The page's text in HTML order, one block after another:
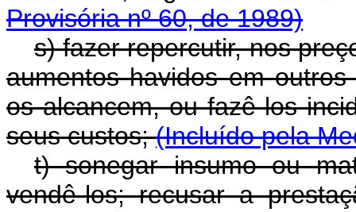
Provisória nº 60, de 1989)
s) fazer repercutir, nos
aumentos havidos em
os alcancem, ou fazê-los
seus custos;(Incluído pela
t) sonegar insumo ou
vendê-los; recusar a